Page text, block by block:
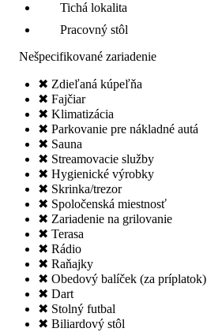
Tichá lokalita
Pracovný stôl
Nešpecifikované zariadenie
✖ Zdieľaná kúpeľňa
✖ Fajčiar
✖ Klimatizácia
✖ Parkovanie pre nákladné autá
✖ Sauna
✖ Streamovacie služby
✖ Hygienické výrobky
✖ Skrinka/trezor
✖ Spoločenská miestnosť
✖ Zariadenie na grilovanie
✖ Terasa
✖ Rádio
✖ Raňajky
✖ Obedový balíček (za príplatok)
✖ Dart
✖ Stolný futbal
✖ Biliardový stôl